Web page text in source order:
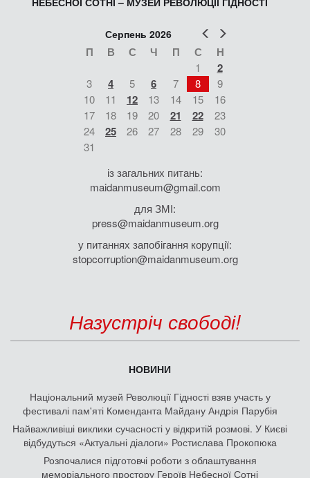
Попер
Серпень 2026
П В С Ч П С Н
1 2
3 4 5 6 7 8
9
10
11 12 13 14 15
16
17
18 19 20 21 22
23
24
25 26 27 28 29
30
31
із загальних питань:
maidanmuseum@gmail.com
для ЗМІ:
press@maidanmuseum.org
у питаннях запобігання корупції:
stopcorruption@maidanmuseum.org
Назустріч свободі!
НОВИНИ
Національний музей Революції Гідності взяв участь у
фестивалі пам'яті Коменданта Майдану Андрія Парубія
Найважливіші виклики сучасності у відкритій розмові. У Києві
відбудуться «Актуальні діалоги» Ростислава Прокопюка
Розпочалися підготовчі роботи з облаштування
меморіального простору Героїв Небесної Сотні